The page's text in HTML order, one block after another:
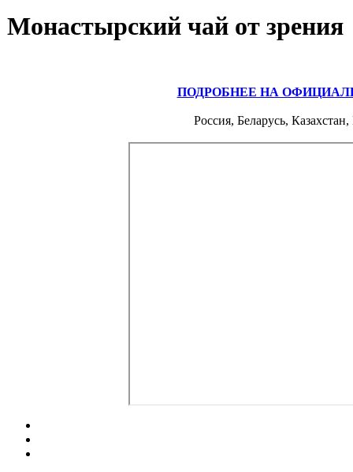
Монастырский чай от зрения
ПОДРОБНЕЕ НА
Россия, Беларусь,